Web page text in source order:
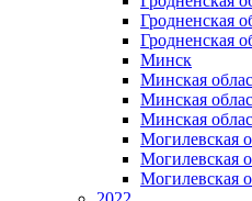
Гродненская
Гродненская
Минск
Минская
Минская
Минская
Могилевская
Могилевская
Могилевская